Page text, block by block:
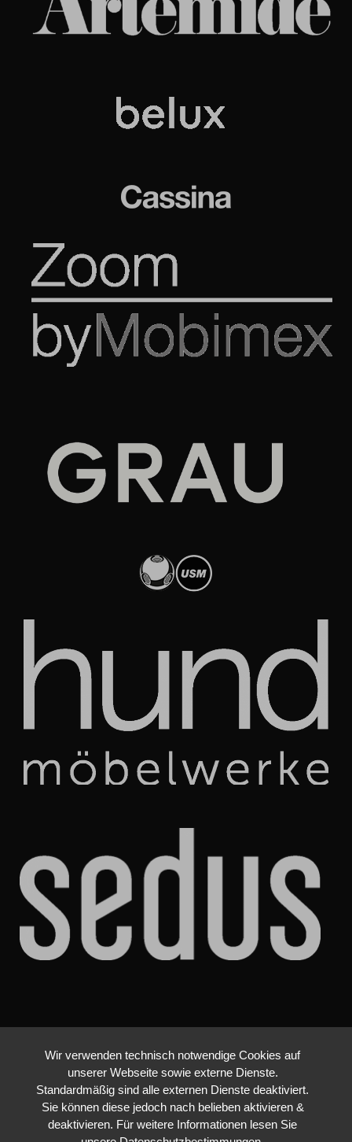
Wir verwenden technisch notwendige Cookies auf
unserer Webseite sowie externe Dienste.
Standardmäßig sind alle externen Dienste deaktiviert.
Sie können diese jedoch nach belieben aktivieren &
deaktivieren. Für weitere Informationen lesen Sie